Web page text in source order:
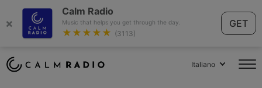
×
Calm Radio
Music that helps you get through the day.
★★★★★ (3113)
GET
Italiano